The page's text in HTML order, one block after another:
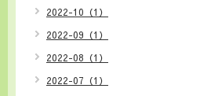
2022-10（1）
2022-09（1）
2022-08（1）
2022-07（1）